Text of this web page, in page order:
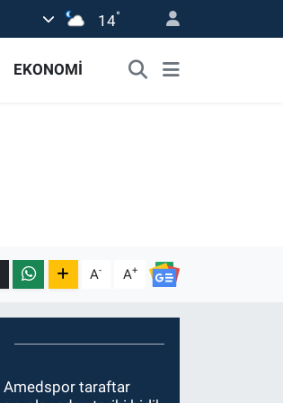
14°
EKONOMİ
A- A+
Amedspor taraftar